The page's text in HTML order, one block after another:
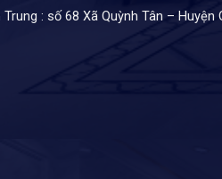
Trung : số 68 Xã Quỳnh Tân –